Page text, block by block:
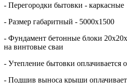
- Перегородки бытовки - каркасные
- Размер габаритный - 5000х1500
- Фундамент бетонные блоки
на винтовые сваи
- Утепление бытовки оплачивается
- Подшив выноса крыши